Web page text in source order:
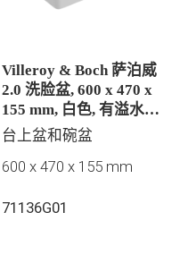
Villeroy & Boch 萨泊威
2.0 洗脸盆, 600 x 470 x
155 mm, 白色, 有溢水孔,
抛光
台上盆和碗盆
600 x 470 x 155 mm
71136G01